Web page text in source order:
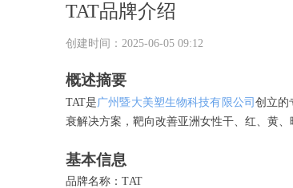
TAT品牌介绍
概述摘要
TAT是广州暨大美塑生物科技有限公司 创立的
衰解决方案，靶向改善亚洲女性干、红、黄、
基本信息
品牌名称 ： TAT
创建时间： 2025-06-05 09:12